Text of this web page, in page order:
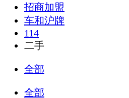
招商加盟
车和沪牌
114
二手
全部
全部